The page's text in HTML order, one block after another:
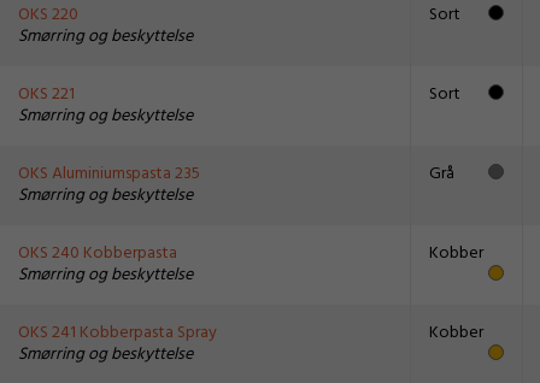
OKS 220
Smørring og beskyttelse
Sort
OKS 221
Smørring og beskyttelse
Sort
OKS Aluminiumspasta 235
Smørring og beskyttelse
Grå
OKS 240 Kobberpasta
Smørring og beskyttelse
Kobber
OKS 241 Kobberpasta Spray
Smørring og beskyttelse
Kobber